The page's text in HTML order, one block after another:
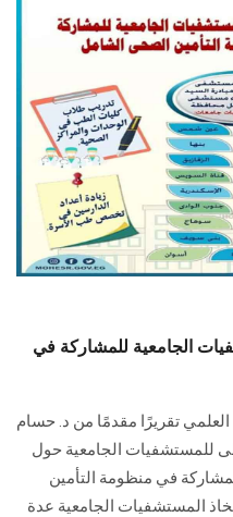
الجامعية للمشاركة في
تقريرًا مقدمًا من د. حسام
للمستشفيات الجامعية حول
في منظومة التأمين
المستشفيات الجامعية عدة